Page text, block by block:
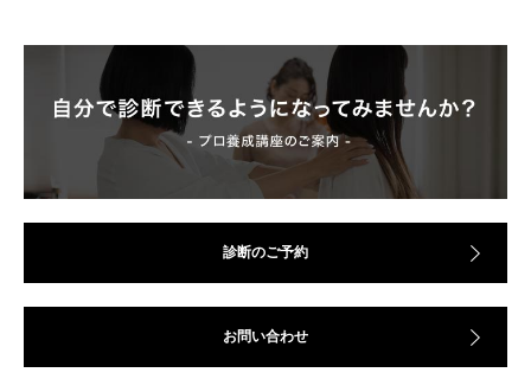
診断のご予約
お問い合わせ